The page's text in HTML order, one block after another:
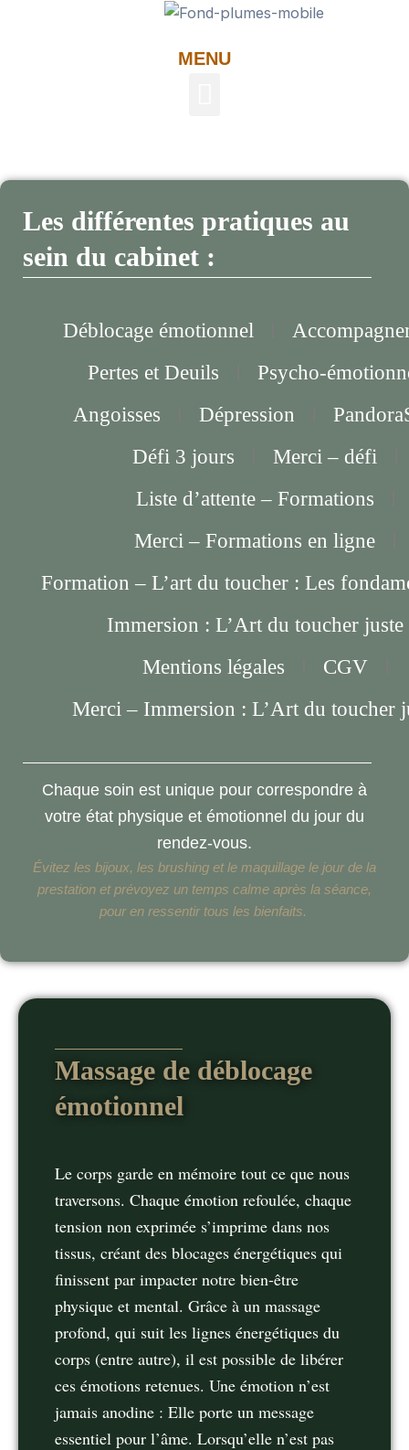
MENU
Les différentes pratiques au
sein du cabinet :
Déblocage émotionnel
Pertes et Deuils
Psycho-
Angoisses
Dépression
Défi 3 jours
Merci – défi
Liste d’attente – Formations
Merci – Formations en ligne
Formation – L’art du toucher : Les
Immersion : L’Art du toucher juste
Mentions légales
CGV
Merci – Immersion : L’Art du toucher
Chaque soin est unique pour correspondre à
votre état physique et émotionnel du jour du
rendez-vous.
Évitez les bijoux, les brushing et le maquillage le jour de la
prestation et prévoyez un temps calme après la séance,
pour en ressentir tous les bienfaits.
Massage de déblocage
émotionnel
Le corps garde en mémoire tout ce que nous
traversons. Chaque émotion refoulée, chaque
tension non exprimée s’imprime dans nos
tissus, créant des blocages énergétiques qui
finissent par impacter notre bien-être
physique et mental. Grâce à un massage
profond, qui suit les lignes énergétiques du
corps (entre autre), il est possible de libérer
ces émotions retenues. Une émotion n’est
jamais anodine : Elle porte un message
essentiel pour l’âme. Lorsqu’elle n’est pas